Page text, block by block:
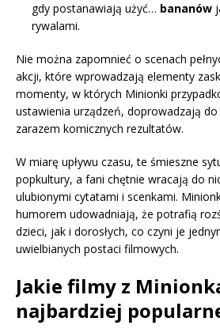
gdy postanawiają użyć… bananów
rywalami.
Nie można zapomnieć o scenach
akcji, które wprowadzają elementy
momenty, w których Minionki
ustawienia urządzeń, doprowadzają
zarazem komicznych rezultatów.
W miarę upływu czasu, te śmieszne
popkultury, a fani chętnie wracają do
ulubionymi cytatami i scenkami.
humorem udowadniają, że potrafią
dzieci, jak i dorosłych, co czyni je
uwielbianych postaci filmowych.
Jakie filmy z
najbardziej